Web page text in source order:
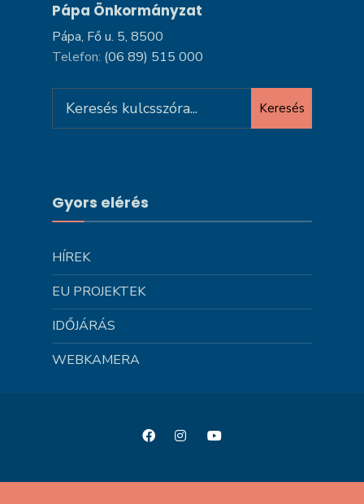
Pápa Önkormányzat
Pápa, Fő u. 5, 8500
Telefon: (06 89) 515 000
for:
Keresés
Gyors elérés
HÍREK
EU PROJEKTEK
IDŐJÁRÁS
WEBKAMERA